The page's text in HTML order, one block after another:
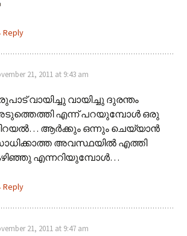
Reply
21, 2011 at 9:43 am
വായിച്ചു വായിച്ചു ദുരന്തം
എന്ന് പറയുമ്പോള്‍ ഒരു
ആര്‍ക്കും ഒന്നും ചെയ്യാന്‍
അവസ്ഥയില്‍ എത്തി
എന്നറിയുമ്പോള്‍…
Reply
21, 2011 at 9:47 am